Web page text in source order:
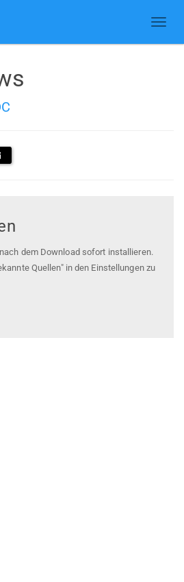
dem Download sofort installieren.
Quellen" in den Einstellungen zu